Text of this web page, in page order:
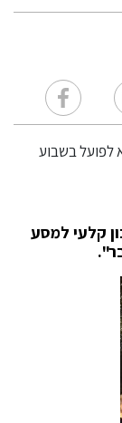
קלעי למסע